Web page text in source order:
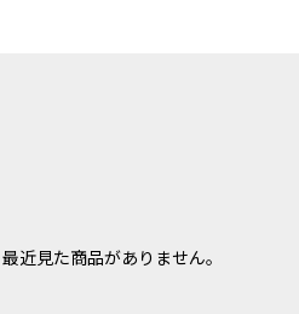
最近見た商品がありません。